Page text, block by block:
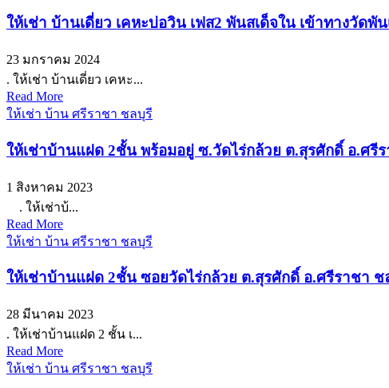
ให้เช่า บ้านเดี่ยว เคหะบ่อวิน เฟส2 พันสเด็จใน เข้าทางวัด
23 มกราคม 2024
. ให้เช่า บ้านเดี่ยว เคหะ...
Read More
ให้เช่า บ้าน ศรีราชา ชลบุรี
ให้เช่าบ้านแฝด 2ชั้น พร้อมอยู่ ซ.วัดไร่กล้วย ต.สุรศักดิ์ อ.ศรี
1 สิงหาคม 2023
. ให้เช่าบ้...
Read More
ให้เช่า บ้าน ศรีราชา ชลบุรี
ให้เช่าบ้านแฝด 2ชั้น ซอยวัดไร่กล้วย ต.สุรศักดิ์ อ.ศรีราชา ช
28 มีนาคม 2023
. ให้เช่าบ้านแฝด 2 ชั้น เ...
Read More
ให้เช่า บ้าน ศรีราชา ชลบุรี